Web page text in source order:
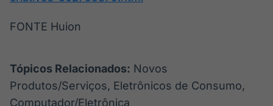
FONTE Huion
Tópicos Relacionados: Novos
Produtos/Serviços, Eletrônicos de Consumo,
Computador/Eletrônica